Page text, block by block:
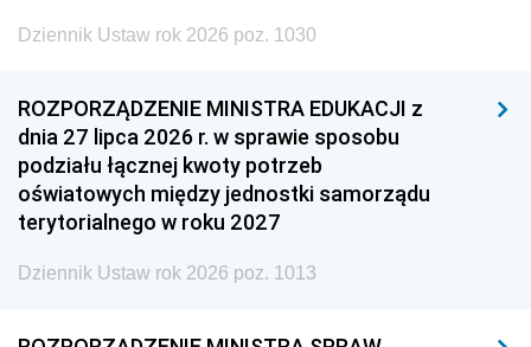
Dziennik Ustaw rok 2026 poz. 1030
ROZPORZĄDZENIE MINISTRA EDUKACJI z
dnia 27 lipca 2026 r. w sprawie sposobu
podziału łącznej kwoty potrzeb
oświatowych między jednostki samorządu
terytorialnego w roku 2027
Dziennik Ustaw rok 2026 poz. 1013